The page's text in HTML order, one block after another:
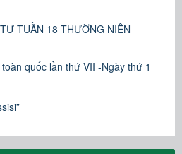
TUẦN 18 THƯỜNG NIÊN
quốc lần thứ VII -Ngày thứ 1